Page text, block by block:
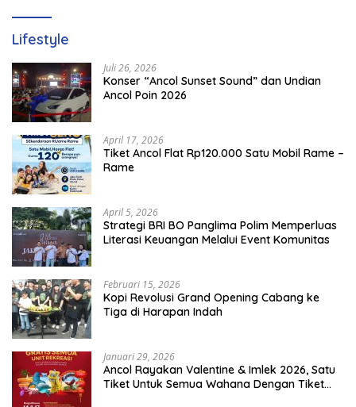
Lifestyle
Juli 26, 2026
Konser “Ancol Sunset Sound” dan Undian
Ancol Poin 2026
April 17, 2026
Tiket Ancol Flat Rp120.000 Satu Mobil Rame –
Rame
April 5, 2026
​Strategi BRI BO Panglima Polim Memperluas
Literasi Keuangan Melalui Event Komunitas
Februari 15, 2026
Kopi Revolusi Grand Opening Cabang ke
Tiga di Harapan Indah
Januari 29, 2026
Ancol Rayakan Valentine & Imlek 2026, Satu
Tiket Untuk Semua Wahana Dengan Tiket